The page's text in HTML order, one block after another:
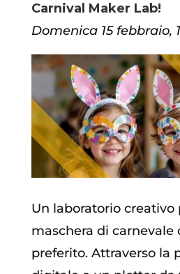
Carnival Maker Lab!
Domenica 15 febbraio,
Un laboratorio creativo
maschera di
preferito. Attraverso la